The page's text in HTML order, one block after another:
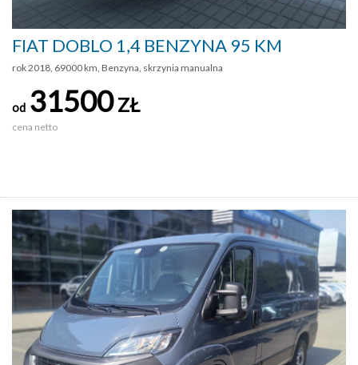
FIAT DOBLO 1,4 BENZYNA 95 KM
rok 2018, 69000 km, Benzyna, skrzynia manualna
od 31500ZŁ
cena netto